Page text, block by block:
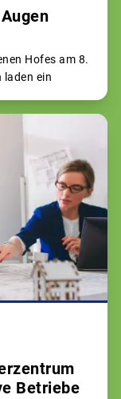
Hofes am 8.
laden ein
Betriebe